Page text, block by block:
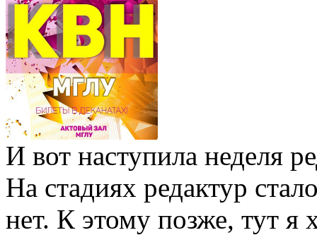
И вот наступила неделя
На стадиях редактур
нет. К этому позже, тут я